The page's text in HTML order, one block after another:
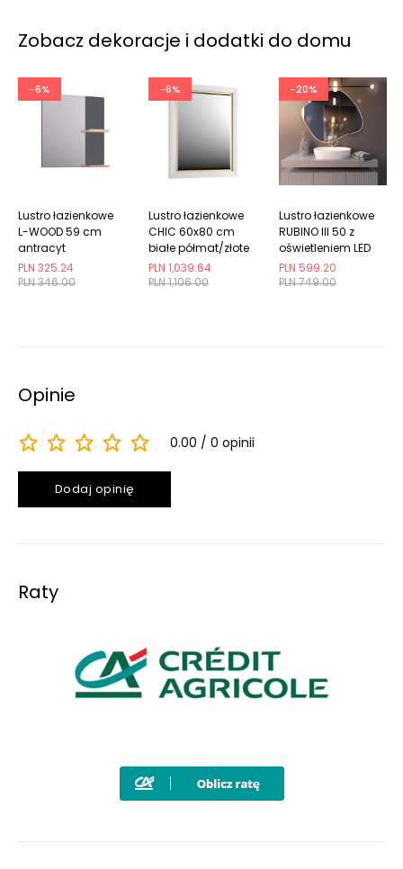
Zobacz dekoracje i dodatki do domu
-6%
PLN 346.00
PLN 325.24
Lustro łazienkowe
L-WOOD 59 cm
antracyt
-6%
PLN 1,106.00
PLN 1,039.64
Lustro łazienkowe
CHIC 60x80 cm
białe półmat/złote
-20%
PLN 749.00
PLN 599.20
Lustro łazienkowe
RUBINO III 50 z
oświetleniem LED
Opinie
0.00 0 opinii
Dodaj opinię
Raty